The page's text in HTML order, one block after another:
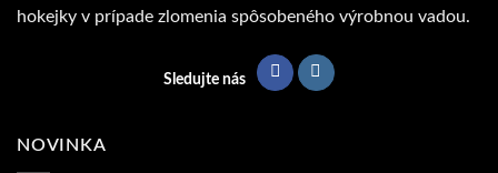
hokejky v prípade zlomenia spôsobeného výrobnou vadou.
Sledujte nás
NOVINKA